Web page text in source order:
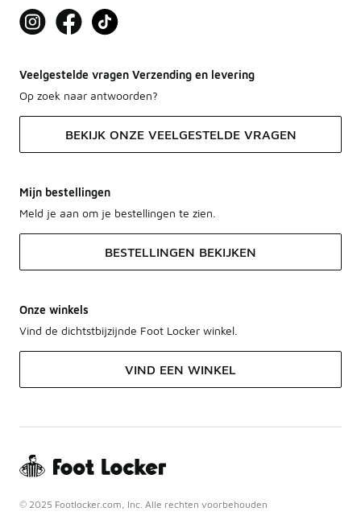
Veelgestelde vragen Verzending en levering
Op zoek naar antwoorden?
BEKIJK ONZE VEELGESTELDE VRAGEN
Mijn bestellingen
Meld je aan om je bestellingen te zien.
BESTELLINGEN BEKIJKEN
Onze winkels
Vind de dichtstbijzijnde Foot Locker winkel.
VIND EEN WINKEL
© 2025 Footlocker.com, Inc. Alle rechten voorbehouden